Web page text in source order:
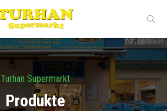
Turhan Supermarkt
Produkte